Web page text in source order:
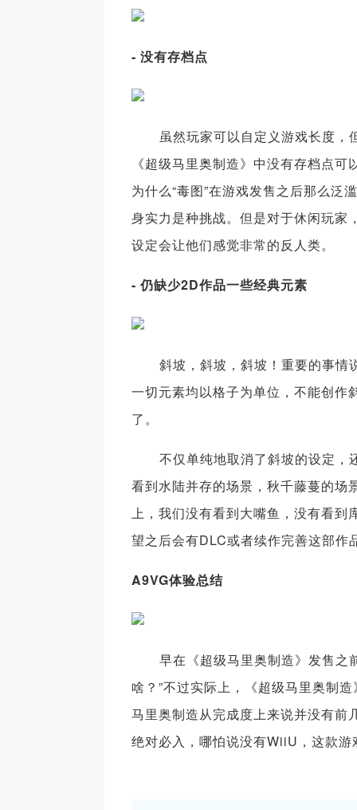
- 没有存档点
虽然玩家可以自定义游戏长度，
《超级马里奥制造》中没有存档点
为什么“毒图”在游戏发售之后那么泛
身实力是种挑战。但是对于休闲玩家
设定会让他们感觉非常的反人类。
- 仍缺少2D作品一些经典元素
斜坡，斜坡，斜坡！重要的事情
一切元素均以格子为单位，不能创作
了。
不仅单纯地取消了斜坡的设定，
看到水陆并存的场景，秋千藤蔓的
上，我们没有看到大嘴鱼，没有看
望之后会有DLC或者续作完善这部作
A9VG体验总结
早在《超级马里奥制造》发售之前
啥？”不过实际上，《超级马里奥制
马里奥制造从完成度上来说并没有
绝对必入，哪怕说没有WiiU，这款